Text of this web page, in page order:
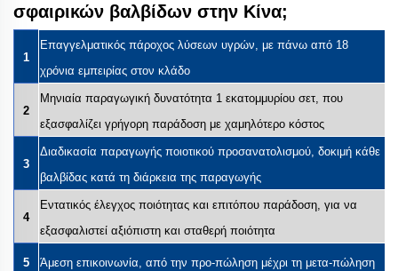
σφαιρικών βαλβίδων στην Κίνα;
1
Επαγγελματικός πάροχος λύσεων υγρών, με πάνω από 18
χρόνια εμπειρίας στον κλάδο
2
Μηνιαία παραγωγική δυνατότητα 1 εκατομμυρίου σετ, που
εξασφαλίζει γρήγορη παράδοση με χαμηλότερο κόστος
3
Διαδικασία παραγωγής ποιοτικού προσανατολισμού, δοκιμή κάθε
βαλβίδας κατά τη διάρκεια της παραγωγής
4
Εντατικός έλεγχος ποιότητας και επιτόπου παράδοση, για να
εξασφαλιστεί αξιόπιστη και σταθερή ποιότητα
5 Άμεση επικοινωνία, από την προ-πώληση μέχρι τη μετα-πώληση